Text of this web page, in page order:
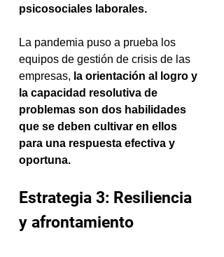
psicosociales laborales.
La pandemia puso a prueba los
equipos de gestión de crisis de las
empresas, la orientación al logro y
la capacidad resolutiva de
problemas son dos habilidades
que se deben cultivar en ellos
para una respuesta efectiva y
oportuna.
Estrategia 3: Resiliencia
y afrontamiento